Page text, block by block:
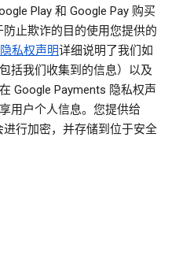
Play 和 Google Pay 购买
止欺诈的目的使用您提供的
私权声明详细说明了我们如
括我们收集到的信息）以及
Google Payments 隐私权声
用户个人信息。您提供给
行加密，并存储到位于安全